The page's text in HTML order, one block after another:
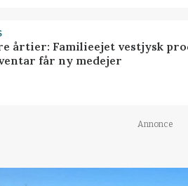
årtier: Familieejet vestjysk
får ny medejer
Annonce